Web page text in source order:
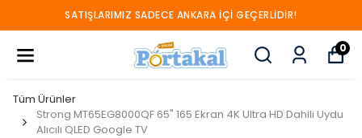
SATIŞLARIMIZ SADECE ANKARA İÇİ GEÇERLİDİR!
0
Tüm Ürünler
Strong MT65EG8000QF 65" 165 Ekran 4K Ultra HD Dahili Uydu
Alıcılı QLED Google TV